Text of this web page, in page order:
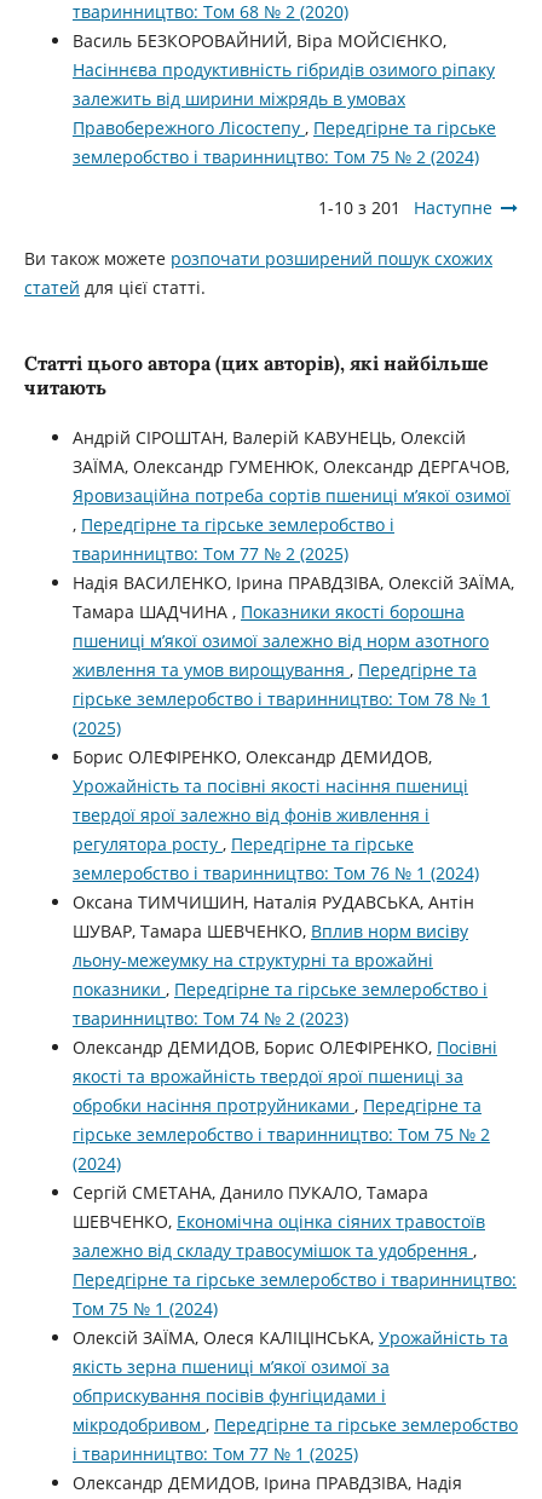
тваринництво: Том 68 № 2 (2020)
Василь БЕЗКОРОВАЙНИЙ, Віра МОЙСІЄНКО,
Насіннєва продуктивність гібридів озимого ріпаку
залежить від ширини міжрядь в умовах
Правобережного Лісостепу , Передгірне та гірське
землеробство і тваринництво: Том 75 № 2 (2024)
1-10 з 201 Наступне
Ви також можете розпочати розширений пошук схожих
статей для цієї статті.
Статті цього автора (цих авторів), які найбільше
читають
Андрій СІРОШТАН, Валерій КАВУНЕЦЬ, Олексій
ЗАЇМА, Олександр ГУМЕНЮК, Олександр ДЕРГАЧОВ,
Яровизаційна потреба сортів пшениці м’якої озимої
, Передгірне та гірське землеробство і
тваринництво: Том 77 № 2 (2025)
Надія ВАСИЛЕНКО, Ірина ПРАВДЗІВА, Олексій ЗАЇМА,
Тамара ШАДЧИНА , Показники якості борошна
пшениці м’якої озимої залежно від норм азотного
живлення та умов вирощування , Передгірне та
гірське землеробство і тваринництво: Том 78 № 1
(2025)
Борис ОЛЕФІРЕНКО, Олександр ДЕМИДОВ,
Урожайність та посівні якості насіння пшениці
твердої ярої залежно від фонів живлення і
регулятора росту , Передгірне та гірське
землеробство і тваринництво: Том 76 № 1 (2024)
Оксана ТИМЧИШИН, Наталія РУДАВСЬКА, Антін
ШУВАР, Тамара ШЕВЧЕНКО, Вплив норм висіву
льону-межеумку на структурні та врожайні
показники , Передгірне та гірське землеробство і
тваринництво: Том 74 № 2 (2023)
Олександр ДЕМИДОВ, Борис ОЛЕФІРЕНКО, Посівні
якості та врожайність твердої ярої пшениці за
обробки насіння протруйниками , Передгірне та
гірське землеробство і тваринництво: Том 75 № 2
(2024)
Сергій СМЕТАНА, Данило ПУКАЛО, Тамара
ШЕВЧЕНКО, Економічна оцінка сіяних травостоїв
залежно від складу травосумішок та удобрення ,
Передгірне та гірське землеробство і тваринництво:
Том 75 № 1 (2024)
Олексій ЗАЇМА, Олеся КАЛІЦІНСЬКА, Урожайність та
якість зерна пшениці м’якої озимої за
обприскування посівів фунгіцидами і
мікродобривом , Передгірне та гірське землеробство
і тваринництво: Том 77 № 1 (2025)
Олександр ДЕМИДОВ, Ірина ПРАВДЗІВА, Надія